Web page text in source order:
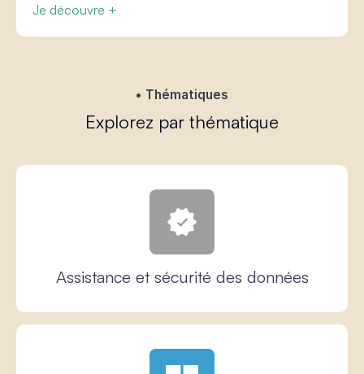
Je découvre +
Thématiques
Explorez par thématique
Assistance et sécurité des données